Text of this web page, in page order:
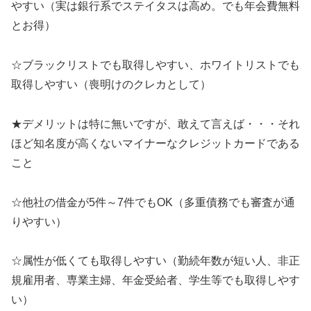
やすい（実は銀行系でステイタスは高め。でも年会費無料
とお得）
☆ブラックリストでも取得しやすい、ホワイトリストでも
取得しやすい（喪明けのクレカとして）
★デメリットは特に無いですが、敢えて言えば・・・それ
ほど知名度が高くないマイナーなクレジットカードである
こと
☆他社の借金が5件～7件でもOK（多重債務でも審査が通
りやすい）
☆属性が低くても取得しやすい（勤続年数が短い人、非正
規雇用者、専業主婦、年金受給者、学生等でも取得しやす
い）